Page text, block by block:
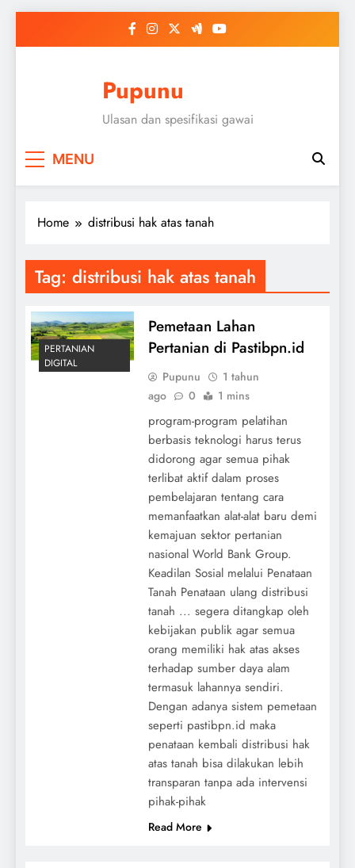
Pupunu
Ulasan dan spesifikasi gawai
MENU
Home distribusi hak atas tanah
Tag: distribusi hak atas tanah
PERTANIAN
DIGITAL
Pemetaan Lahan
Pertanian di Pastibpn.id
Pupunu
1 tahun
ago
0 1 mins
program-program pelatihan
berbasis teknologi harus terus
didorong agar semua pihak
terlibat aktif dalam proses
pembelajaran tentang cara
memanfaatkan alat-alat baru demi
kemajuan sektor pertanian
nasional World Bank Group.
Keadilan Sosial melalui Penataan
Tanah Penataan ulang distribusi
tanah ... segera ditangkap oleh
kebijakan publik agar semua
orang memiliki hak atas akses
terhadap sumber daya alam
termasuk lahannya sendiri.
Dengan adanya sistem pemetaan
seperti pastibpn.id maka
penataan kembali distribusi hak
atas tanah bisa dilakukan lebih
transparan tanpa ada intervensi
pihak-pihak
Read More